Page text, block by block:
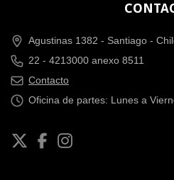
Agustinas 1382 - Santiago -
22 - 4213000 anexo 8511
Contacto
Oficina de partes: Lunes a